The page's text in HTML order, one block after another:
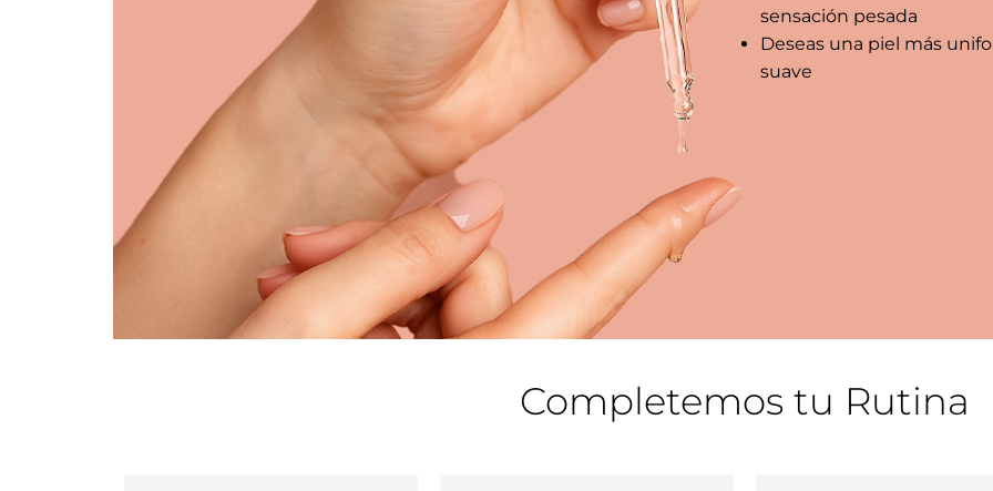
sensación pesada
Deseas una piel más
suave
Completemos tu Rutina